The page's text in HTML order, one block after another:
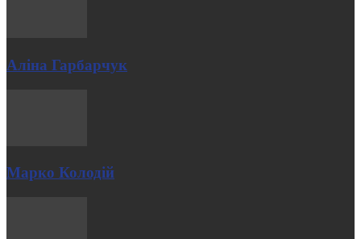
Аліна Гарбарчук
Марко Колодій